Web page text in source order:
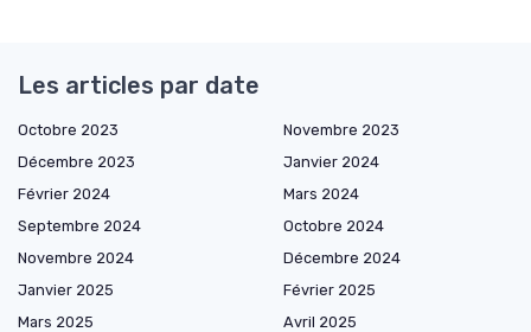
Les articles par date
Octobre 2023
Novembre 2023
Décembre 2023
Janvier 2024
Février 2024
Mars 2024
Septembre 2024
Octobre 2024
Novembre 2024
Décembre 2024
Janvier 2025
Février 2025
Mars 2025
Avril 2025